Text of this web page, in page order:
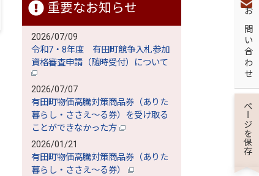
お問い合わせ
重要なお知らせ
2026/07/09
令和7・8年度 有田町競争入札参加
資格審査申請（随時受付）について
2026/07/07
有田町物価高騰対策商品券（ありた
暮らし・ささえ～る券）を受け取る
ことができなかった方
2026/01/21
有田町物価高騰対策商品券（ありた
暮らし・ささえ～る券）
ページを保存